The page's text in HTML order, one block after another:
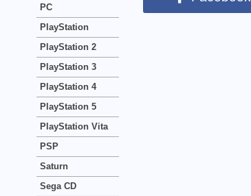
PC
PlayStation
PlayStation 2
PlayStation 3
PlayStation 4
PlayStation 5
PlayStation Vita
PSP
Saturn
Sega CD